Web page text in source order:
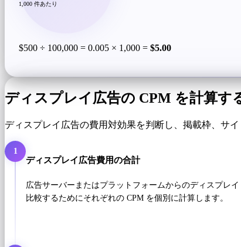
1,000 件あたり
$500 ÷ 100,000 = 0.005 × 1,000 = $5.00
ディスプレイ広告の CPM を計算す
ディスプレイ広告の費用対効果を判断し、掲載枠、サ
1
ディスプレイ広告費用の合計
広告サーバーまたはプラットフォームからのディスプレ
比較するためにそれぞれの CPM を個別に計算します。